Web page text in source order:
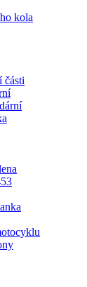
kola
části